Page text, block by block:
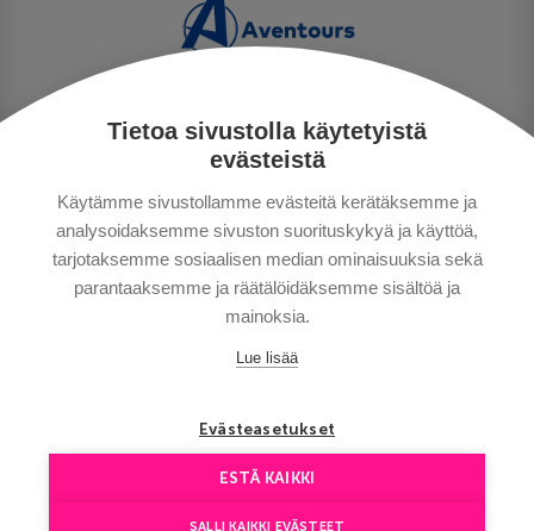
Tietoa sivustolla käytetyistä
evästeistä
Käytämme sivustollamme evästeitä kerätäksemme ja
analysoidaksemme sivuston suorituskykyä ja käyttöä,
tarjotaksemme sosiaalisen median ominaisuuksia sekä
parantaaksemme ja räätälöidäksemme sisältöä ja
mainoksia.
Lue lisää
Evästeasetukset
ESTÄ KAIKKI
SALLI KAIKKI EVÄSTEET
TIETOSUOJA
MAKSUTAVAT
MATKAEHDOT
HYVÄ TIETÄÄ
YHTEYSTIEDOT
Сopyright © Aventours 2026